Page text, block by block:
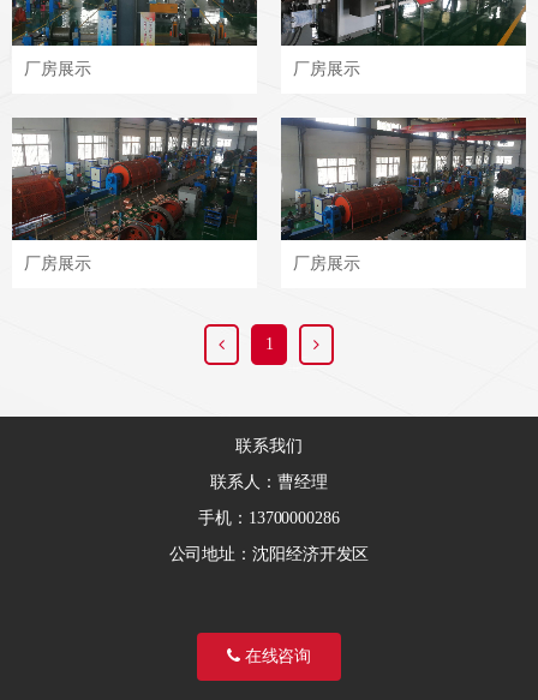
厂房展示 厂房展示
厂房展示 厂房展示
1
联系我们
联系人：曹经理
手机：13700000286
公司地址：沈阳经济开发区
在线咨询